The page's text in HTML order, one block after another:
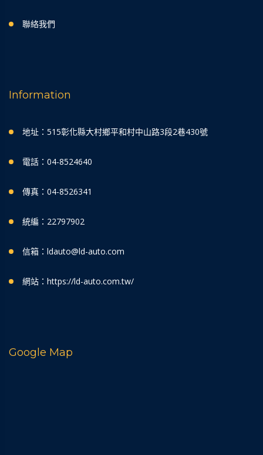
聯絡我們
Information
地址：515彰化縣大村鄉平和村中山路3段2巷430號
電話：04-8524640
傳真：04-8526341
統編：22797902
信箱：ldauto@ld-auto.com
網站：https://ld-auto.com.tw/
Google Map